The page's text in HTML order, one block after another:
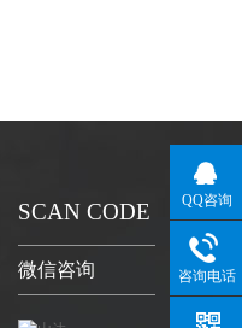
SCAN CODE
微信咨询
QQ咨询
咨询电话